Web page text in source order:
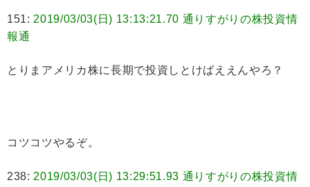
151: 2019/03/03(日) 13:13:21.70 通りすがりの株投資情
報通
とりまアメリカ株に長期で投資しとけばええんやろ？
コツコツやるぞ。
238: 2019/03/03(日) 13:29:51.93 通りすがりの株投資情